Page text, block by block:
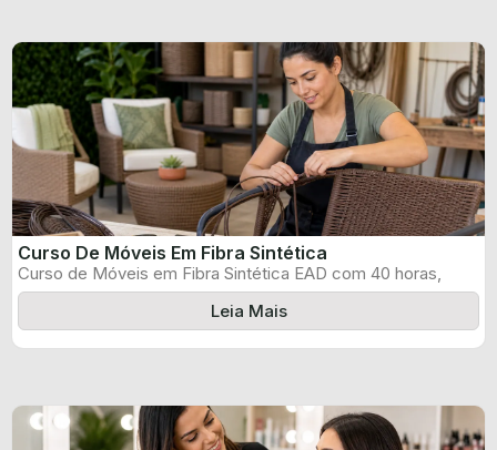
Curso De Móveis Em Fibra Sintética
Curso de Móveis em Fibra Sintética EAD com 40 horas,
certificado informado pelo ...
Leia Mais